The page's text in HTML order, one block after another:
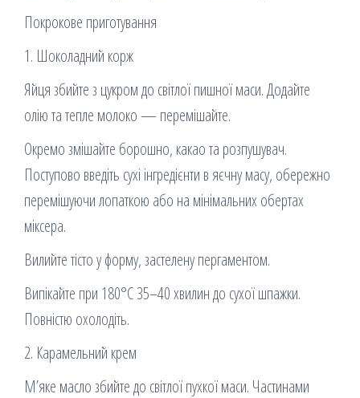
Покрокове приготування
1. Шоколадний корж
Яйця збийте з цукром до світлої пишної маси. Додайте
олію та тепле молоко — перемішайте.
Окремо змішайте борошно, какао та розпушувач.
Поступово введіть сухі інгредієнти в яєчну масу, обережно
перемішуючи лопаткою або на мінімальних обертах
міксера.
Вилийте тісто у форму, застелену пергаментом.
Випікайте при 180°C 35–40 хвилин до сухої шпажки.
Повністю охолодіть.
2. Карамельний крем
М’яке масло збийте до світлої пухкої маси. Частинами